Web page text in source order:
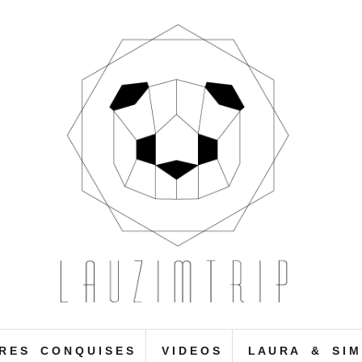
E S C O N Q U I S E S V I D E O S L A U R A & S I M